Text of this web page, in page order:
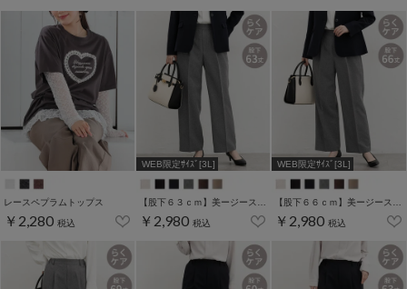
レースペプラムトップス
￥2,280 税込
WEB限定ｻｲｽﾞ[3L]
【股下６３ｃｍ】美ージーストレート(股下63/66/69cm展開)
￥2,980 税込
WEB限定ｻｲｽﾞ[3L]
【股下６６ｃｍ】美ージーストレート(股下63/66/69cm展開)
￥2,980 税込